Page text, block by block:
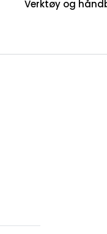
Verktøy og